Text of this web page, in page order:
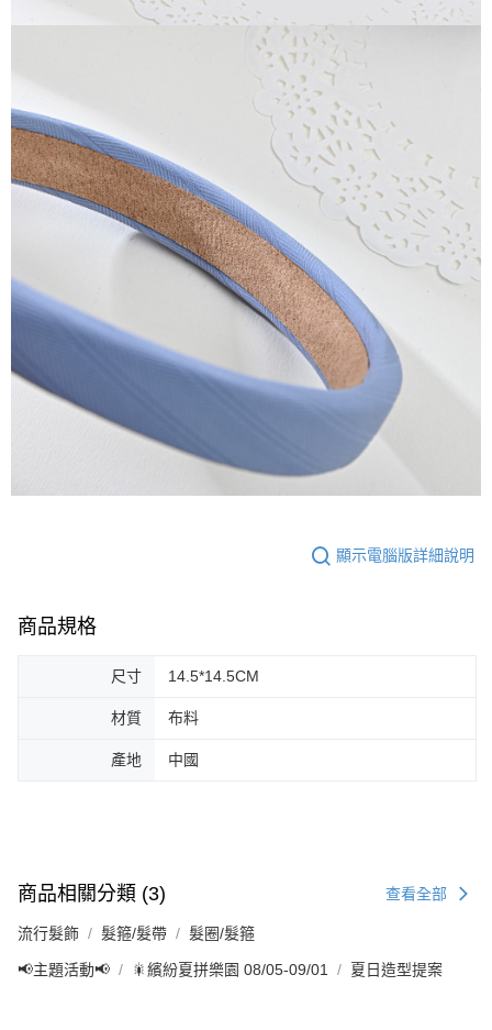
顯示電腦版詳細說明
商品規格
尺寸 14.5*14.5CM
材質 布料
產地 中國
商品相關分類 (3) 查看全部
流行髮飾 髮箍/髮帶 髮圈/髮箍
📢主題活動📢 🎇繽紛夏拼樂園 08/05-09/01 夏日造型提案